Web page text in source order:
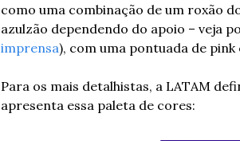
como uma combinação de um roxão
azulzão dependendo do apoio – veja
imprensa), com uma pontuada de
Para os mais detalhistas, a LATAM
apresenta essa paleta de cores: